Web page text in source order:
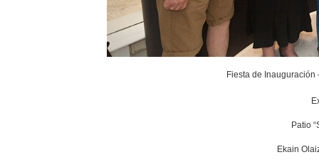
Fiesta de
Patio
Ekain